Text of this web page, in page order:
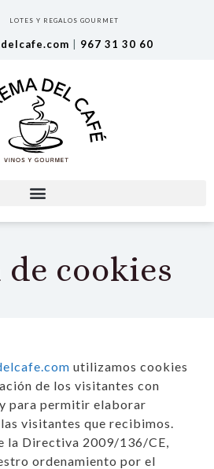
LOTES Y REGALOS GOURMET
967 31 30 60
cookies
utilizamos cookies
de los visitantes con
para permitir elaborar
visitantes que recibimos.
la Directiva 2009/136/CE,
ordenamiento por el